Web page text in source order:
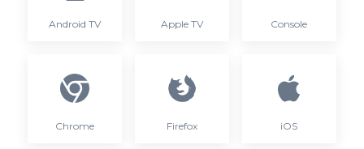
Android TV Apple TV Console
Chrome Firefox iOS